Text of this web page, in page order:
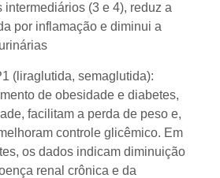
intermediários (3 e 4), reduz a
por inflamação e diminui a
(liraglutida, semaglutida):
de obesidade e diabetes,
facilitam a perda de peso e,
controle glicêmico. Em
os dados indicam diminuição
renal crônica e da